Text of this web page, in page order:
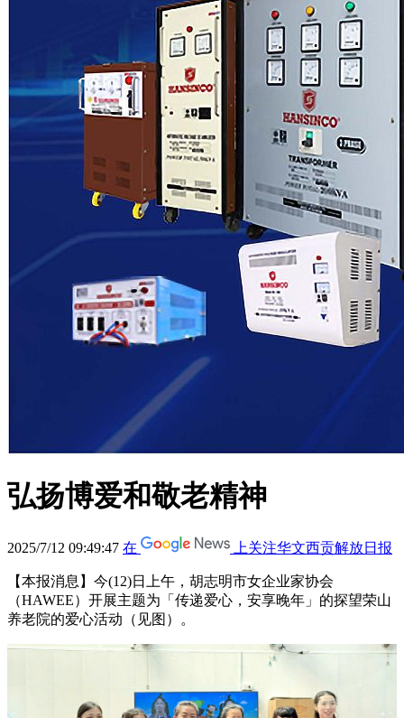
弘扬博爱和敬老精神
2025/7/12 09:49:47 在 上关注华文西贡解放日报
【本报消息】今(12)日上午，胡志明市女企业家协会
（HAWEE）开展主题为「传递爱心，安享晚年」的探望荣山
养老院的爱心活动（见图）。